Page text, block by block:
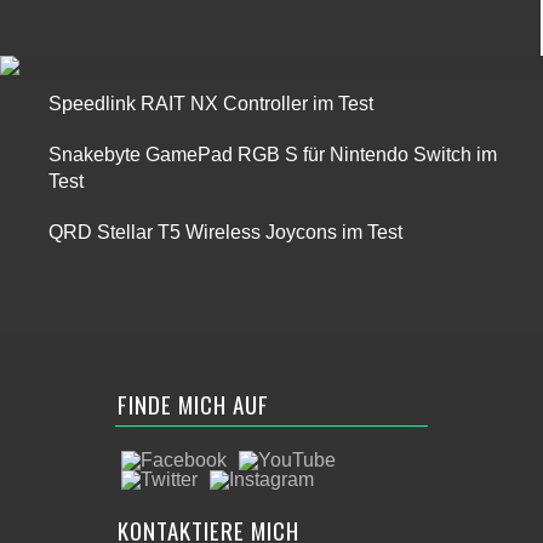
Speedlink RAIT NX Controller im Test
Snakebyte GamePad RGB S für Nintendo Switch im
Test
QRD Stellar T5 Wireless Joycons im Test
FINDE MICH AUF
KONTAKTIERE MICH